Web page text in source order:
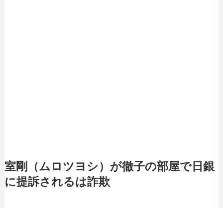
室剛（ムロツヨシ）が徹子の部屋で日銀
に提訴されるは詐欺